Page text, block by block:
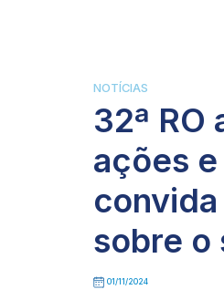
NOTÍCIAS
32ª RO
ações
sobre o
01/11/2024